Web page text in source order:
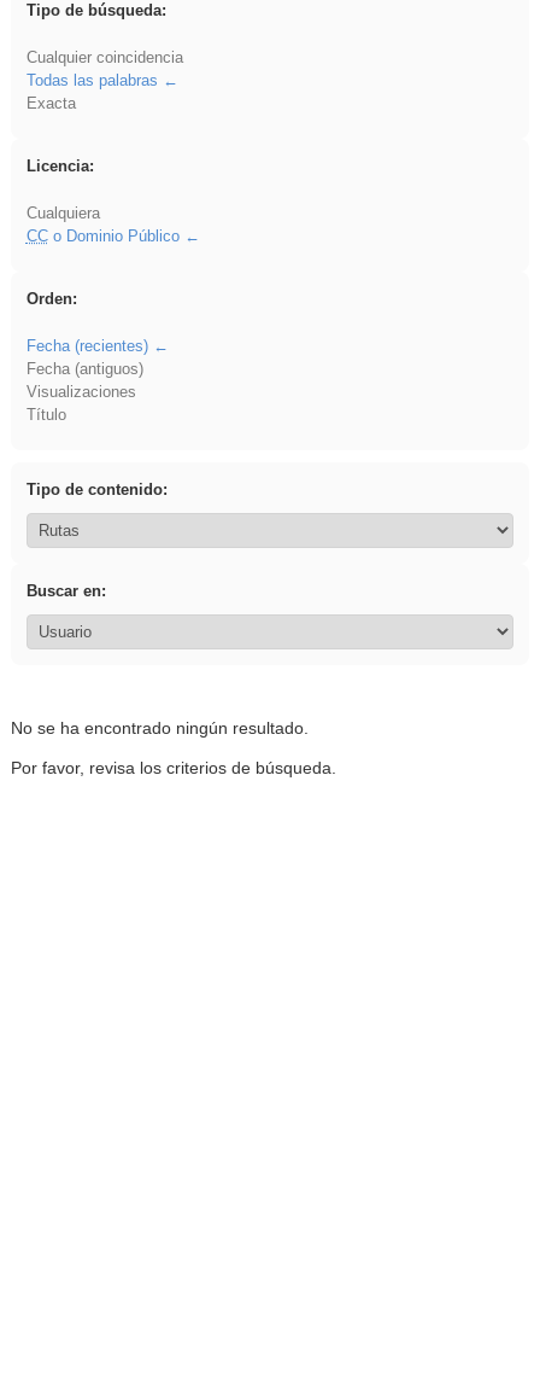
Tipo de búsqueda:
Cualquier coincidencia
Todas las palabras
Exacta
Licencia:
Cualquiera
CCo Dominio Público
Orden:
Fecha (recientes)
Fecha (antiguos)
Visualizaciones
Título
Tipo de contenido:
Buscar en:
No se ha encontrado ningún resultado.
Por favor, revisa los criterios de búsqueda.